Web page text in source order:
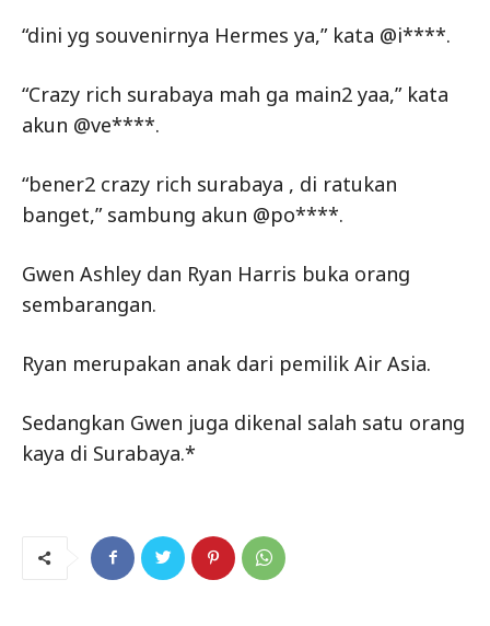
“dini yg souvenirnya Hermes ya,” kata @i****.
“Crazy rich surabaya mah ga main2 yaa,” kata
akun @ve****.
“bener2 crazy rich surabaya , di ratukan
banget,” sambung akun @po****.
Gwen Ashley dan Ryan Harris buka orang
sembarangan.
Ryan merupakan anak dari pemilik Air Asia.
Sedangkan Gwen juga dikenal salah satu orang
kaya di Surabaya.*